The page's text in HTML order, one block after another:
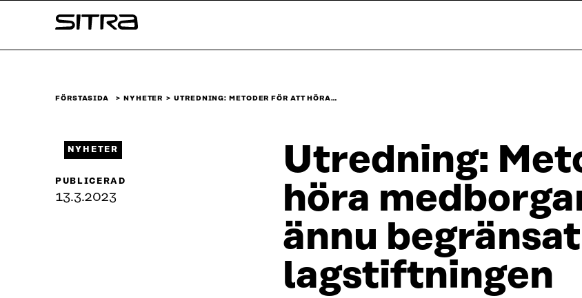
↓
Sitra
FÖRSTASIDA NYHETER UTREDNING: METODER FÖR ATT HÖRA…
Utredning:
höra
ännu
lagstiftningen
NYHETER
PUBLICERAD
13.3.2023